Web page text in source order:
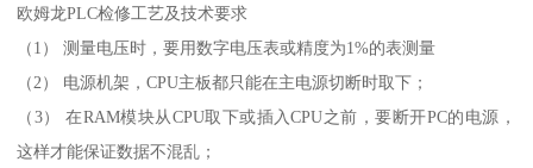
欧姆龙PLC检修工艺及技术要求
（1） 测量电压时，要用数字电压表或精度为1%的表测量
（2） 电源机架，CPU主板都只能在主电源切断时取下；
（3） 在RAM模块从CPU取下或插入CPU之前，要断开PC的电源，
这样才能保证数据不混乱；